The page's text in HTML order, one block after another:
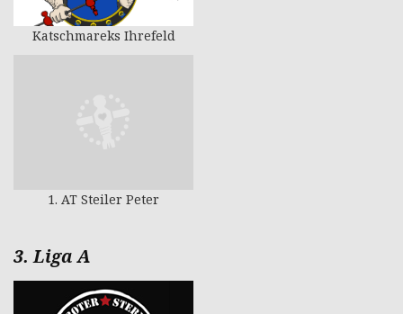
Katschmareks Ihrefeld
1. AT Steiler Peter
3. Liga A